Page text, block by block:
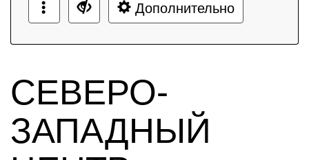
Дополнительно
СЕВЕРО-
ЗАПАДНЫЙ